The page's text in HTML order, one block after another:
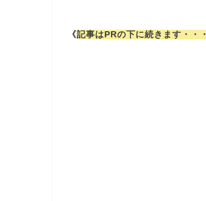
《記事はPRの下に続きます・・・